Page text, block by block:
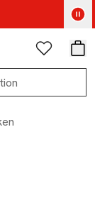
Favoriter